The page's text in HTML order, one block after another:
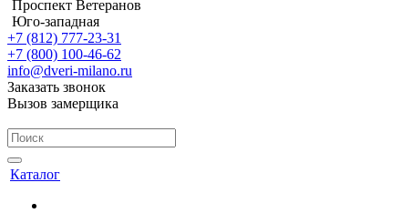
Проспект Ветеранов
Юго-западная
+7 (812) 777-23-31
+7 (800) 100-46-62
info@dveri-milano.ru
Заказать звонок
Вызов замерщика
Каталог